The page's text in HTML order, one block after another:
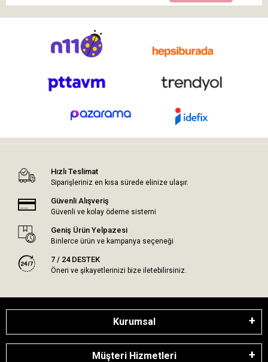
Hızlı Teslimat
Siparişleriniz en kısa sürede elinize ulaşır.
Güvenli Alışveriş
Güvenli ve kolay ödeme sistemi
Geniş Ürün Yelpazesi
Binlerce ürün ve kampanya seçeneği
7 / 24 DESTEK
Öneri ve şikayetlerinizi bize iletebilirsiniz.
Kurumsal
Müşteri Hizmetleri